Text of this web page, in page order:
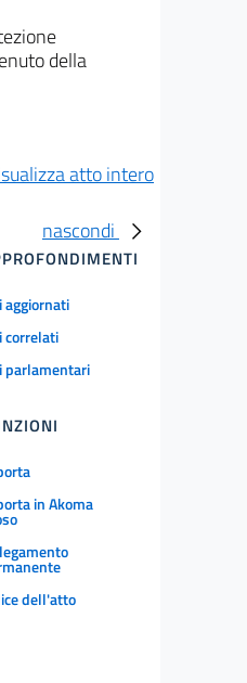
della
atto intero
nascondi
aggiornati
correlati
parlamentari
in Akoma
dell'atto